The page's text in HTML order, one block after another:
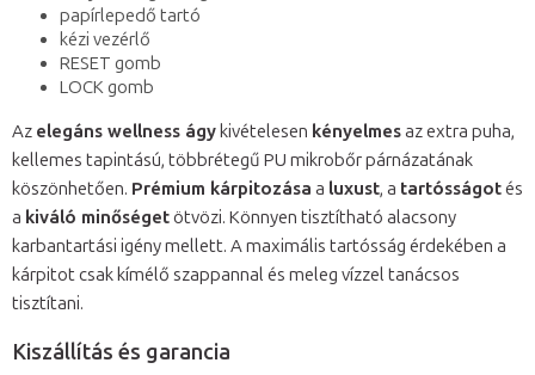
papírlepedő tartó
kézi vezérlő
RESET gomb
LOCK gomb
Az elegáns wellness ágy kivételesen kényelmesaz extra puha,
kellemes tapintású, többrétegű PU mikrobőr párnázatának
köszönhetően. Prémium kárpitozása a luxust, a tartósságotés
a kiváló minőségetötvözi. Könnyen tisztítható alacsony
karbantartási igény mellett. A maximális tartósság érdekében a
kárpitot csak kímélő szappannal és meleg vízzel tanácsos
tisztítani.
Kiszállítás és garancia